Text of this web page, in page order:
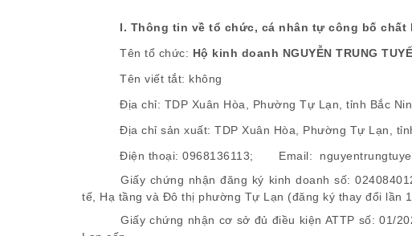
I. Thông tin về tổ chức, cá nhân tự công bố chất
Tên tổ chức: Hộ kinh doanh NGUYỄN TRUNG
Tên viết tắt: không
Địa chỉ: TDP Xuân Hòa Phường Tự Lạn tỉnh Bắc
Địa chỉ sản xuất:TDP Xuân Hòa Phường Tự Lạn
Điện thoại:0968136113; Email:
Giấy chứng nhận đăng ký kinh doanh số:
tế, Hạ tầng và Đô thị phường Tự Lạn (đăng ký thay đổi lần
Giấy chứng nhận cơ sở đủ điều kiện ATTP số:01/